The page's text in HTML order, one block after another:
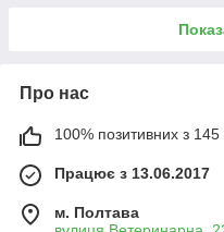
Про нас
100% позитивних з 145
Працює з 13.06.2017
м. Полтава